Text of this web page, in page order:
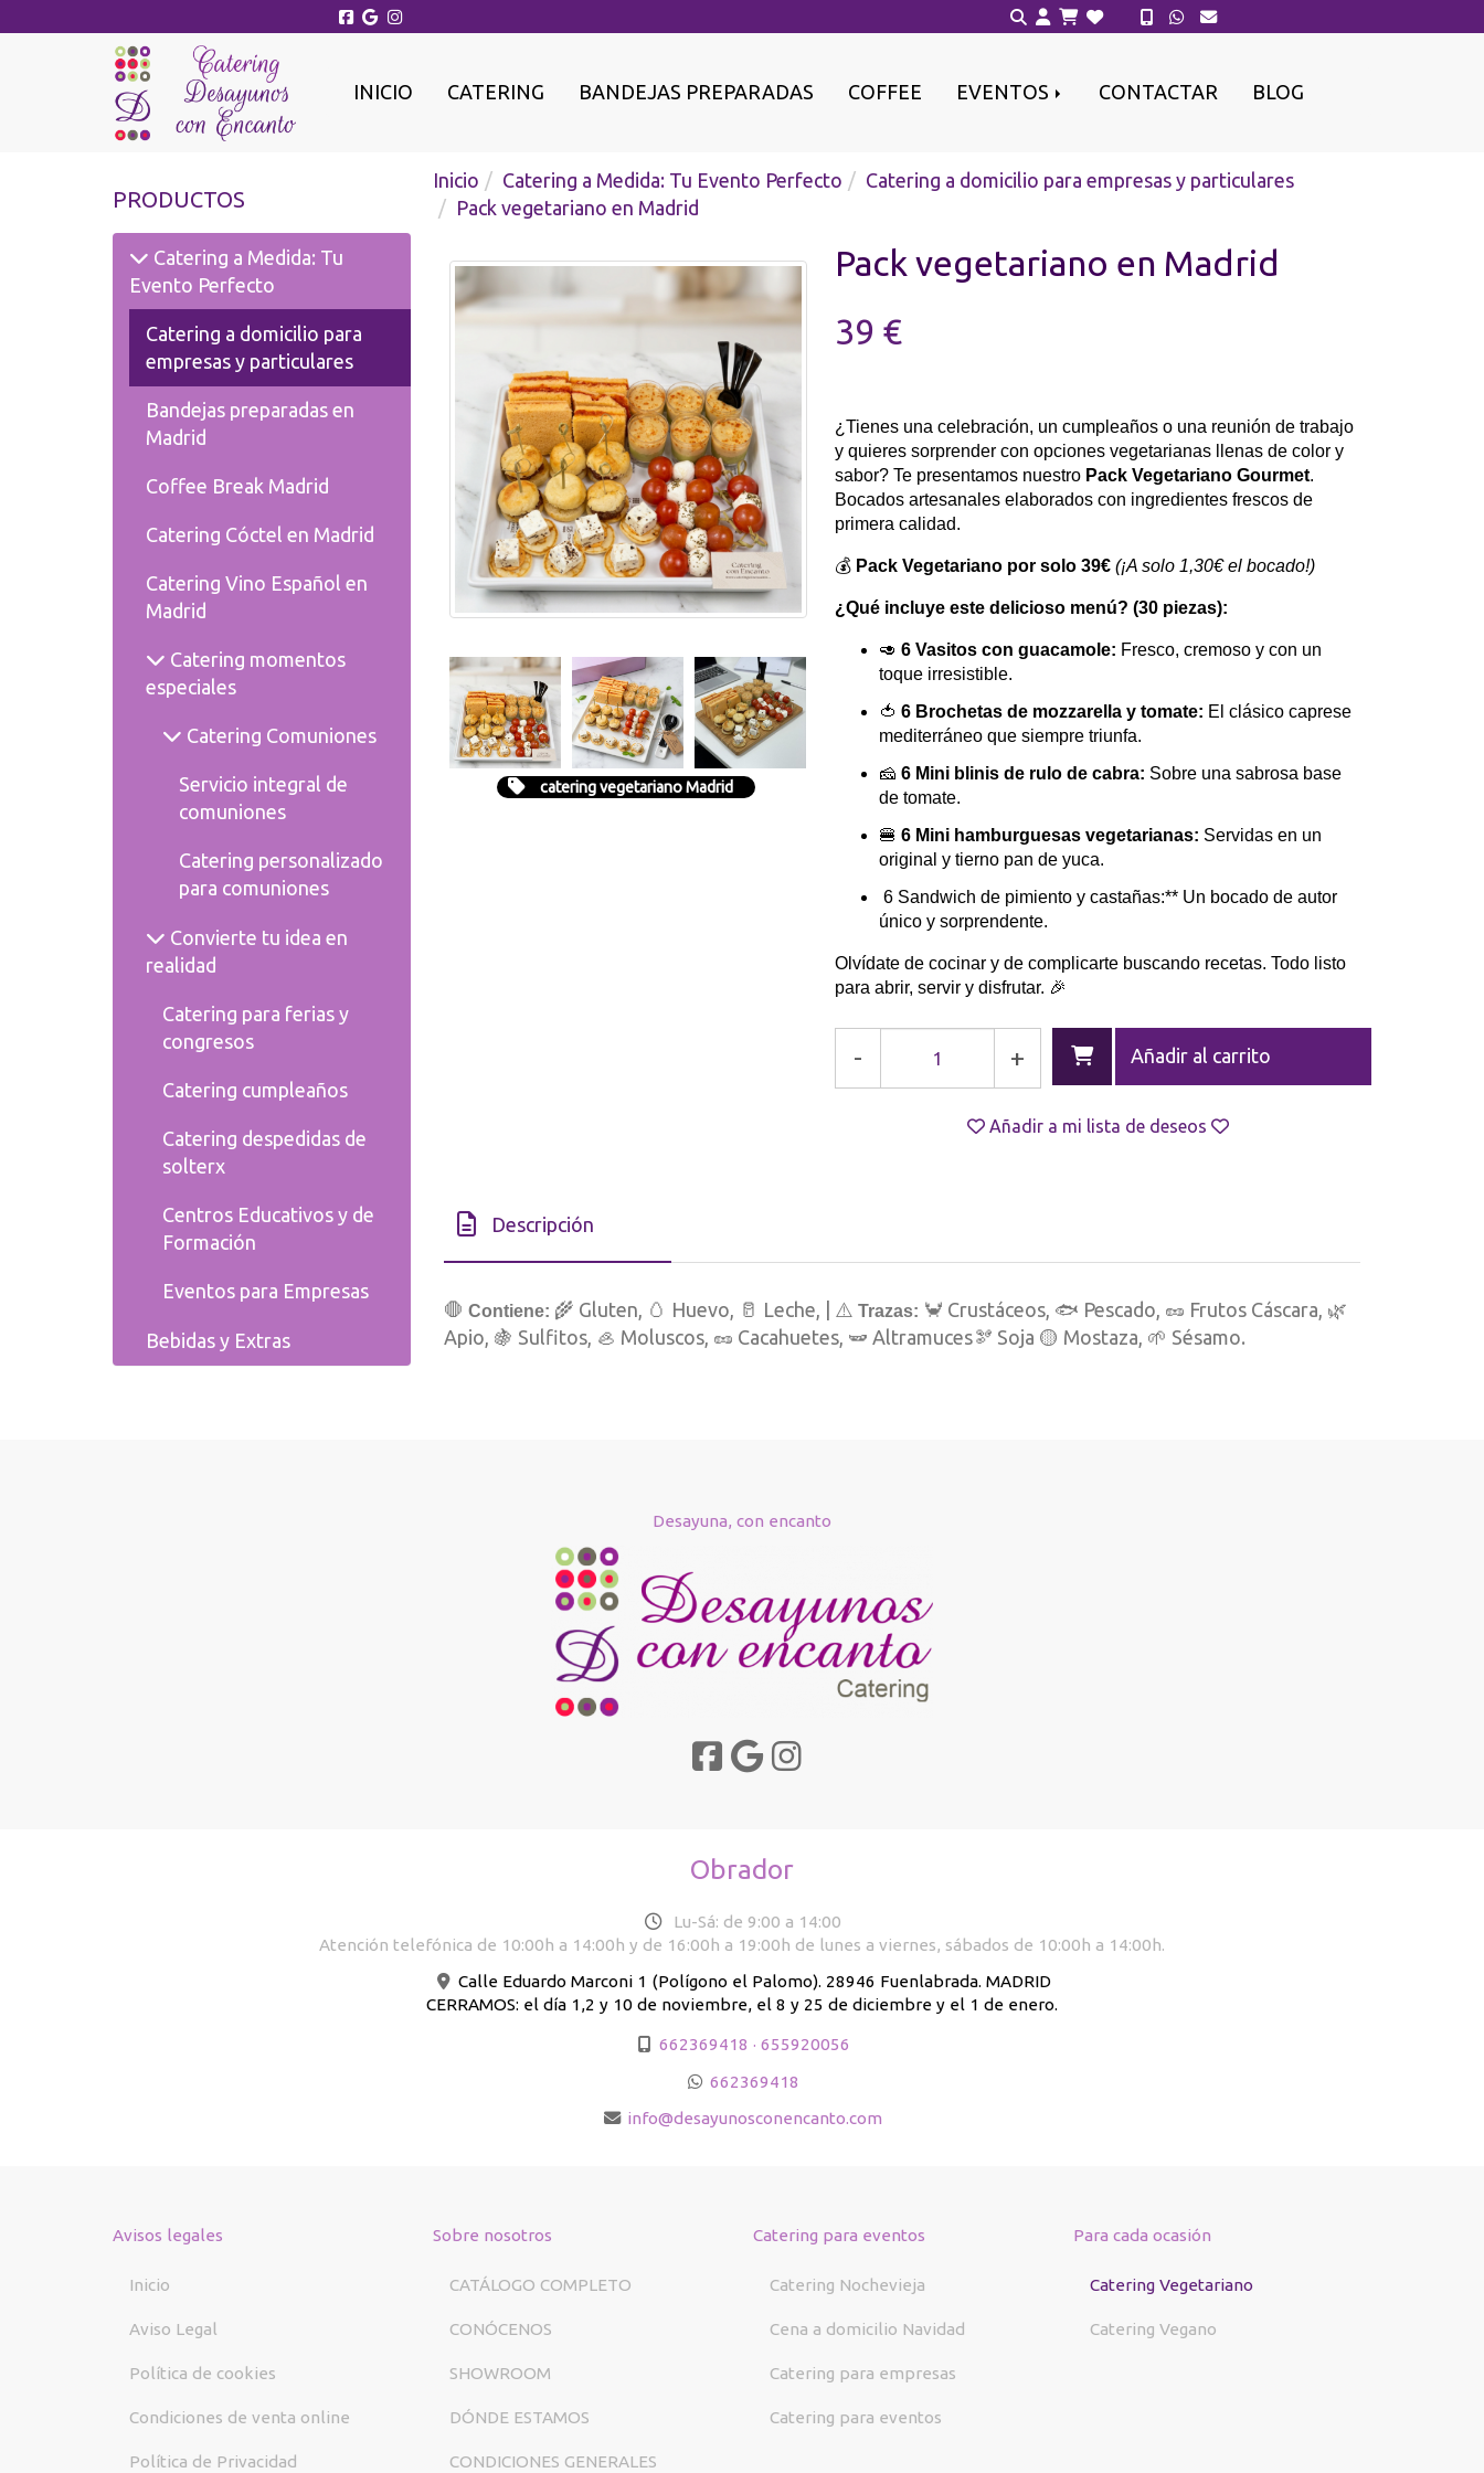
INICIO CATERING BANDEJAS PREPARADAS COFFEE EVENTOS CONTACTAR BLOG
PRODUCTOS
Catering a Medida: Tu
Evento Perfecto
Catering a domicilio para
empresas y particulares
Bandejas preparadas en
Madrid
Coffee Break Madrid
Catering Cóctel en Madrid
Catering Vino Español en
Madrid
Catering momentos
especiales
Catering Comuniones
Servicio integral de
comuniones
Catering personalizado
para comuniones
Convierte tu idea en
realidad
Catering para ferias y
congresos
Catering cumpleaños
Catering despedidas de
solterx
Centros Educativos y de
Formación
Eventos para Empresas
Bebidas y Extras
Inicio Catering a Medida: Tu Evento Perfecto
Catering a domicilio para empresas y particulares
Pack vegetariano en Madrid
catering vegetariano Madrid
Pack vegetariano en Madrid
39 €
¿Tienes una celebración, un cumpleaños o una reunión de trabajo
y quieres sorprender con opciones vegetarianas llenas de color y
sabor? Te presentamos nuestro Pack Vegetariano Gourmet.
Bocados artesanales elaborados con ingredientes frescos de
primera calidad.
💰 Pack Vegetariano por solo 39€ (¡A solo 1,30€ el bocado!)
¿Qué incluye este delicioso menú? (30 piezas):
🥑6 Vasitos con guacamole: Fresco, cremoso y con un
toque irresistible.
🍅6 Brochetas de mozzarella y tomate: El clásico caprese
mediterráneo que siempre triunfa.
🧀6 Mini blinis de rulo de cabra: Sobre una sabrosa base
de tomate.
🍔6 Mini hamburguesas vegetarianas: Servidas en un
original y tierno pan de yuca.
6 Sandwich de pimiento y castañas:** Un bocado de autor
único y sorprendente.
Olvídate de cocinar y de complicarte buscando recetas. Todo listo
para abrir, servir y disfrutar. 🎉
- + Añadir al carrito
Añadir a mi lista de deseos
Descripción
🛑 Contiene: 🌾 Gluten, 🥚 Huevo, 🥛 Leche, | ⚠️ Trazas: 🦀 Crustáceos, 🐟 Pescado, 🥜 Frutos Cáscara, 🌿
Apio, 🍇 Sulfitos, 🦪 Moluscos, 🥜 Cacahuetes, 🫛 Altramuces🫘 Soja 🟡 Mostaza, 🌱 Sésamo.
Desayuna, con encanto
Obrador
Lu-Sá: de 9:00 a 14:00
Atención telefónica de 10:00h a 14:00h y de 16:00h a 19:00h de lunes a viernes, sábados de 10:00h a 14:00h.
Calle Eduardo Marconi 1 (Polígono el Palomo). 28946 Fuenlabrada. MADRID
CERRAMOS: el día 1,2 y 10 de noviembre, el 8 y 25 de diciembre y el 1 de enero.
662369418 · 655920056
662369418
info
desayunosconencanto.com
Avisos legales
Inicio
Aviso Legal
Política de cookies
Condiciones de venta online
Política de Privacidad
Sobre nosotros
CATÁLOGO COMPLETO
CONÓCENOS
SHOWROOM
DÓNDE ESTAMOS
CONDICIONES GENERALES
Catering para eventos
Catering Nochevieja
Cena a domicilio Navidad
Catering para empresas
Catering para eventos
Para cada ocasión
Catering Vegetariano
Catering Vegano